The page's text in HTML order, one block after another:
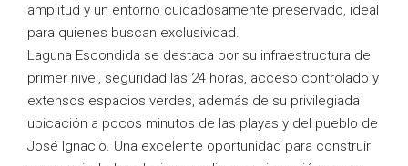
amplitud y un entorno cuidadosamente preservado, ideal
para quienes buscan exclusividad.
Laguna Escondida se destaca por su infraestructura de
primer nivel, seguridad las 24 horas, acceso controlado y
extensos espacios verdes, además de su privilegiada
ubicación a pocos minutos de las playas y del pueblo de
José Ignacio. Una excelente oportunidad para construir